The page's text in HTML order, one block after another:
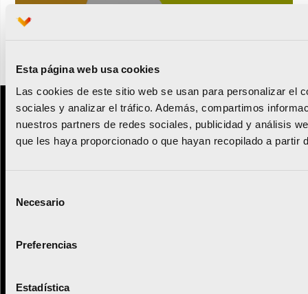
Esta página web usa cookies
Las cookies de este sitio web se usan para personalizar el
sociales y analizar el tráfico. Además, compartimos
nuestros partners de redes sociales, publicidad y análisis
que les haya proporcionado o que hayan recopilado a
Necesario
Preferencias
Estadística
Proyecto promovido por:
Maratón